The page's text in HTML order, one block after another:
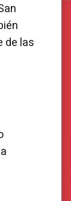
de las